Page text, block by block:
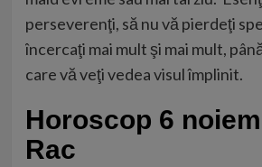
perseverenţi, să nu vă pierdeţi
încercaţi mai mult şi mai mult,
care vă veţi vedea visul împlinit.
Horoscop 6
Rac